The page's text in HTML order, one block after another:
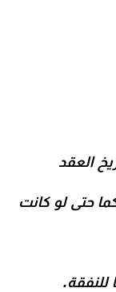
العقد
حتى لو كانت